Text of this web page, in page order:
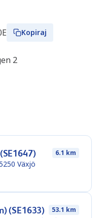
Kopiraj
2
6.1 km
Växjö
(SE1633) 53.1 km